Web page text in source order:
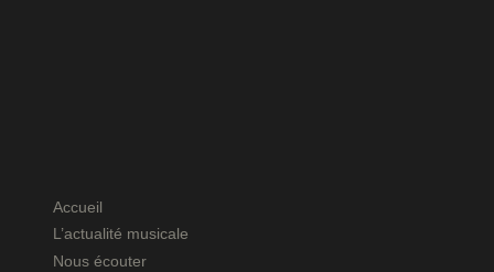
Accueil
L’actualité musicale
Nous écouter